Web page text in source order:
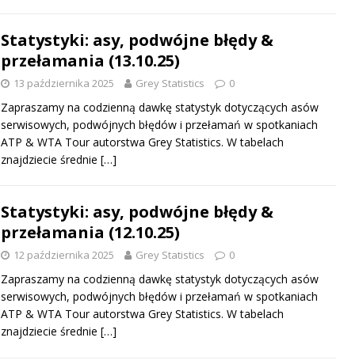
Statystyki: asy, podwójne błędy &
przełamania (13.10.25)
13 października 2025 Grey Statistics 0
Zapraszamy na codzienną dawkę statystyk dotyczących asów
serwisowych, podwójnych błędów i przełamań w spotkaniach
ATP & WTA Tour autorstwa Grey Statistics. W tabelach
znajdziecie średnie […]
Statystyki: asy, podwójne błędy &
przełamania (12.10.25)
12 października 2025 Grey Statistics 0
Zapraszamy na codzienną dawkę statystyk dotyczących asów
serwisowych, podwójnych błędów i przełamań w spotkaniach
ATP & WTA Tour autorstwa Grey Statistics. W tabelach
znajdziecie średnie […]